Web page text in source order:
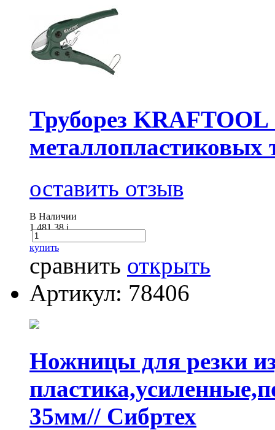
Труборез
металлопластиковых
оставить отзыв
В Наличии
1 481.38i
купить
сравнить открыть
Артикул: 78406
Ножницы для резки
35мм// Сибртех